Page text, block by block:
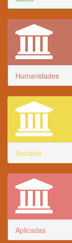
Humanidades
Sociales
Aplicadas